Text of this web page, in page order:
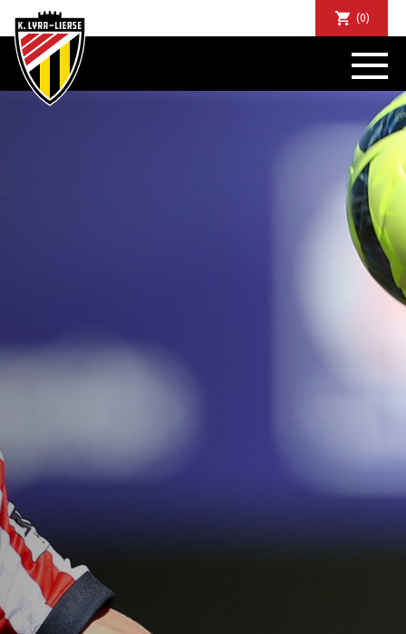
(0)
NIEUWS
DE CLUB
SUPPORTERS
TICKETS
ABONNEMENTEN
COMMUNITY
JEUGD